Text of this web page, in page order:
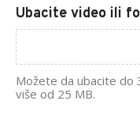
Ubacite video ili
Možete da ubacite do
više od 25 MB.